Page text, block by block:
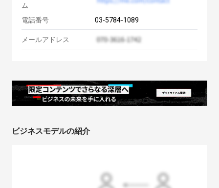
ム
電話番号
03-5784-1089
メールアドレス
ビジネスモデルの紹介